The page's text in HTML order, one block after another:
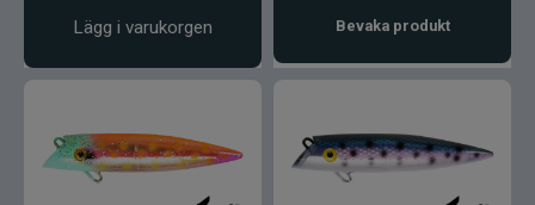
Lägg i varukorgen Bevaka produkt